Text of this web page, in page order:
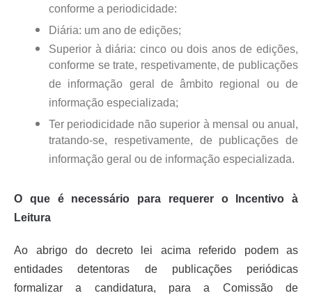
conforme a periodicidade:
Diária: um ano de edições;
Superior à diária: cinco ou dois anos de edições,
conforme se trate, respetivamente, de publicações
de informação geral de âmbito regional ou de
informação especializada;
Ter periodicidade não superior à mensal ou anual,
tratando-se, respetivamente, de publicações de
informação geral ou de informação especializada.
O que é necessário para requerer o Incentivo à
Leitura
Ao abrigo do decreto lei acima referido podem as
entidades detentoras de publicações periódicas
formalizar a candidatura, para a Comissão de